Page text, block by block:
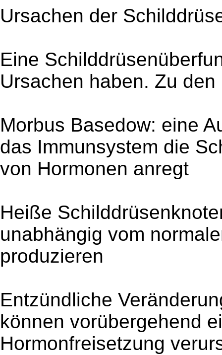
Ursachen der
Eine
Ursachen haben. Zu
Morbus Basedow: eine
das Immunsystem die
von Hormonen anregt
Heiße
unabhängig vom
produzieren
Entzündliche
können vorübergehend
Hormonfreisetzung